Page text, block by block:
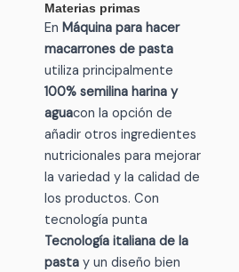
Materias primas
En Máquina para hacer
macarrones de pasta
utiliza principalmente
100% semilina harina y
aguacon la opción de
añadir otros ingredientes
nutricionales para mejorar
la variedad y la calidad de
los productos. Con
tecnología punta
Tecnología italiana de la
pastay un diseño bien